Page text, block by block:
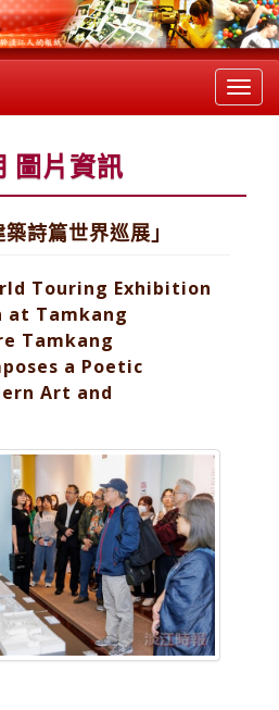
圖片資訊
詩篇世界巡展」
Touring Exhibition
at Tamkang
Tamkang
a Poetic
Art and